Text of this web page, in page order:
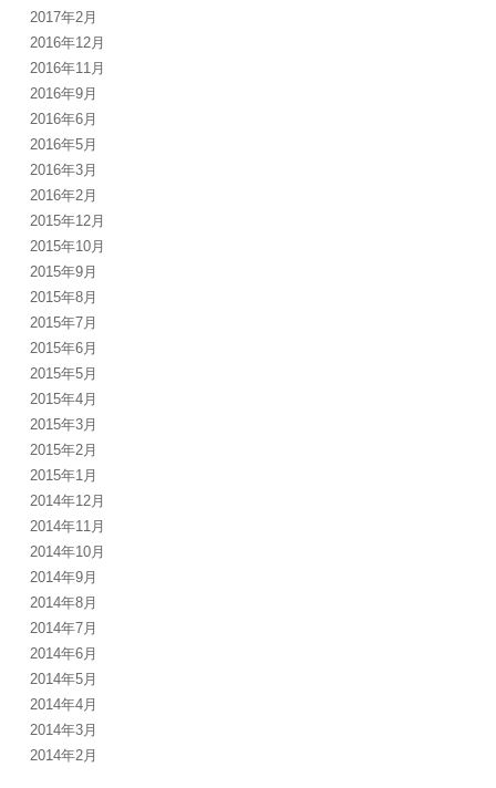
2017年2月
2016年12月
2016年11月
2016年9月
2016年6月
2016年5月
2016年3月
2016年2月
2015年12月
2015年10月
2015年9月
2015年8月
2015年7月
2015年6月
2015年5月
2015年4月
2015年3月
2015年2月
2015年1月
2014年12月
2014年11月
2014年10月
2014年9月
2014年8月
2014年7月
2014年6月
2014年5月
2014年4月
2014年3月
2014年2月